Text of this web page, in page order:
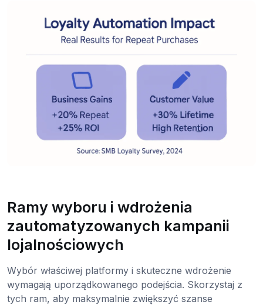
Ramy wyboru i wdrożenia
zautomatyzowanych kampanii
lojalnościowych
Wybór właściwej platformy i skuteczne wdrożenie
wymagają uporządkowanego podejścia. Skorzystaj z
tych ram, aby maksymalnie zwiększyć szanse